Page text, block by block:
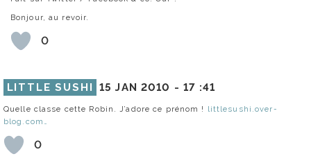
Bonjour, au revoir.
0
LITTLE SUSHI 15 JAN 2010 - 17 :41
Quelle classe cette Robin. J’adore ce prénom ! littlesushi.over-
blog.com…
0